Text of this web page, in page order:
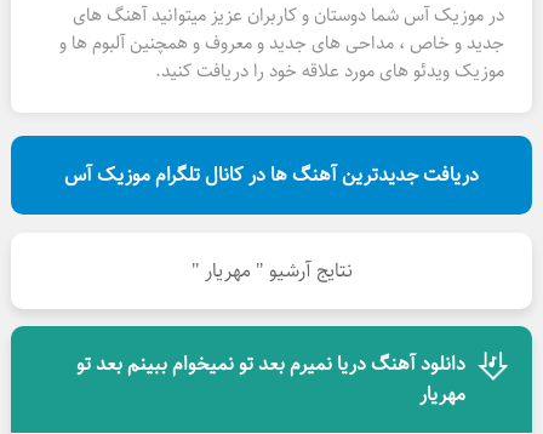
در موزیک آس شما دوستان و کاربران عزیز میتوانید آهنگ های
جدید و خاص ، مداحی های جدید و معروف و همچنین آلبوم ها و
موزیک ویدئو های مورد علاقه خود را دریافت کنید.
دریافت جدیدترین آهنگ ها در کانال تلگرام موزیک آس
نتایج آرشیو " مهریار "
دانلود آهنگ دریا نمیرم بعد تو نمیخوام ببینم بعد تو
مهریار